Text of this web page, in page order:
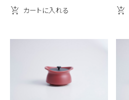
カートに入れる